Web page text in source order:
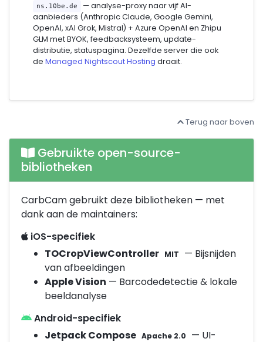
ns.10be.de
— analyse-proxy naar vijf AI-
aanbieders (Anthropic Claude, Google Gemini,
OpenAI, xAI Grok, Mistral) + Azure OpenAI en Zhipu
GLM met BYOK, feedbacksysteem, update-
distributie, statuspagina. Dezelfde server die ook
de Managed Nightscout Hosting draait.
Terug naar boven
Gebruikte open-source-
bibliotheken
CarbCam gebruikt deze bibliotheken — met
dank aan de maintainers:
iOS-specifiek
TOCropViewController MIT
— Bijsnijden
van afbeeldingen
Apple Vision — Barcodedetectie & lokale
beeldanalyse
Android-specifiek
Jetpack Compose Apache 2.0 — UI-